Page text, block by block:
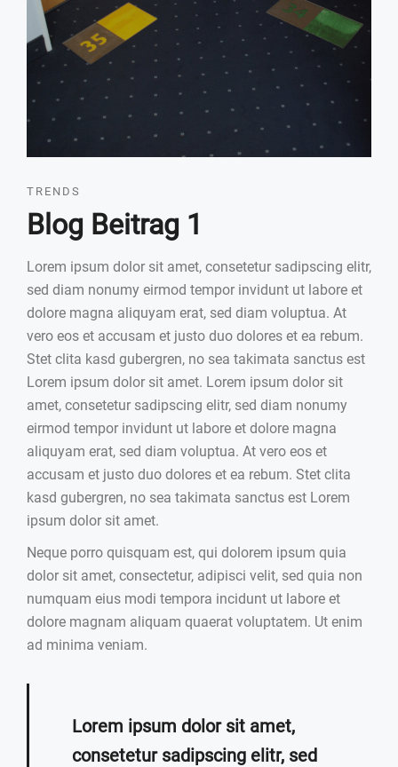
Wärmedämmung
Trockenbau
Aussenfassade
Boden
Bauphysik
TRENDS
Blog Beitrag 1
Lorem ipsum dolor sit amet, consetetur sadipscing elitr,
sed diam nonumy eirmod tempor invidunt ut labore et
dolore magna aliquyam erat, sed diam voluptua. At
vero eos et accusam et justo duo dolores et ea rebum.
Stet clita kasd gubergren, no sea takimata sanctus est
Lorem ipsum dolor sit amet. Lorem ipsum dolor sit
amet, consetetur sadipscing elitr, sed diam nonumy
eirmod tempor invidunt ut labore et dolore magna
aliquyam erat, sed diam voluptua. At vero eos et
accusam et justo duo dolores et ea rebum. Stet clita
kasd gubergren, no sea takimata sanctus est Lorem
ipsum dolor sit amet.
Neque porro quisquam est, qui dolorem ipsum quia
dolor sit amet, consectetur, adipisci velit, sed quia non
numquam eius modi tempora incidunt ut labore et
dolore magnam aliquam quaerat voluptatem. Ut enim
ad minima veniam.
Lorem ipsum dolor sit amet,
consetetur sadipscing elitr, sed